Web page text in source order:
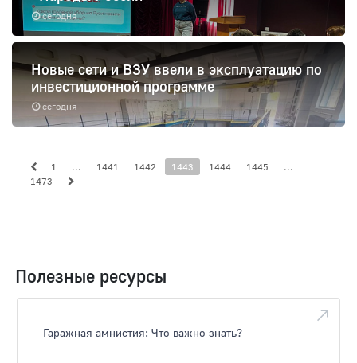
сегодня
сегодня
Новые сети и ВЗУ ввели в эксплуатацию по
инвестиционной программе
1 ... 1441 1442 1443 1444 1445
...
1473
Полезные ресурсы
Гаражная амнистия: Что важно знать?